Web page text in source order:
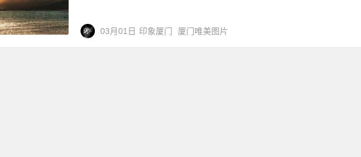
03月01日 印象厦门 厦门唯美图片